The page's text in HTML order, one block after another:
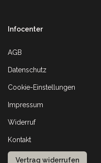
Infocenter
AGB
Datenschutz
Cookie-Einstellungen
Impressum
Widerruf
Kontakt
Vertrag widerrufen